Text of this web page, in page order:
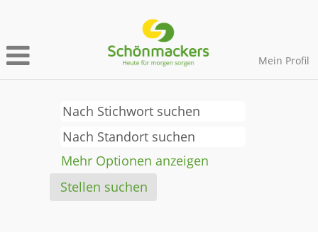
Mein Profil
Mehr Optionen anzeigen